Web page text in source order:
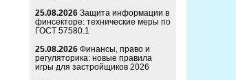
25.08.2026 Защита информации в
финсекторе: технические меры по
ГОСТ 57580.1
25.08.2026 Финансы, право и
регуляторика: новые правила
игры для застройщиков 2026